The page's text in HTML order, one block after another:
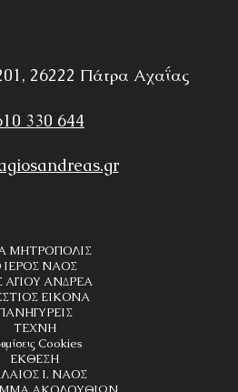
26222 Πάτρα Αχαΐας
330 644
ΜΗΤΡΟΠΟΛΙΣ
ΙΕΡΟΣ ΝΑΟΣ
ΑΓΙΟΥ ΑΝΔΡΕΑ
ΕΙΚΟΝΑ
ΤΕΧΝΗ
Cookies
ΕΚΘΕΣΗ
Ι. ΝΑΟΣ